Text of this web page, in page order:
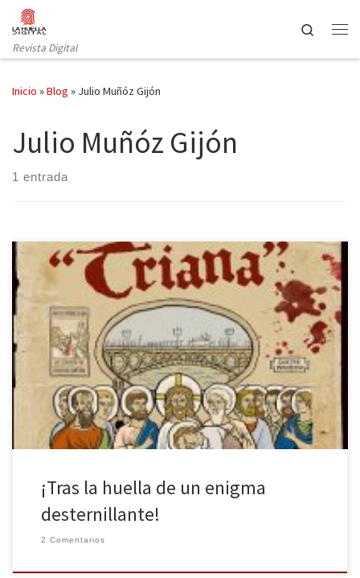
Saltar al contenido
Revista Digital
Search
Inicio »Blog » Julio Muñóz Gijón
Julio Muñóz Gijón
1 entrada
¿Crees realmente que una novela negra puede narrarse con
humor? Julio Muñoz Gijón así lo cree y, por ello, quiere
demostrárselo a todo el mundo. La nueva entrega de este autor
sevillano ha llegado por fin a nuestras librerías. En su línea, él nos
demuestra que […]
¡Tras la huella de un enigma
desternillante!
2 Comentarios